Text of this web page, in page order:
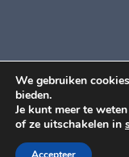
We gebruiken
bieden.
Je kunt meer te
of ze uitschakelen in